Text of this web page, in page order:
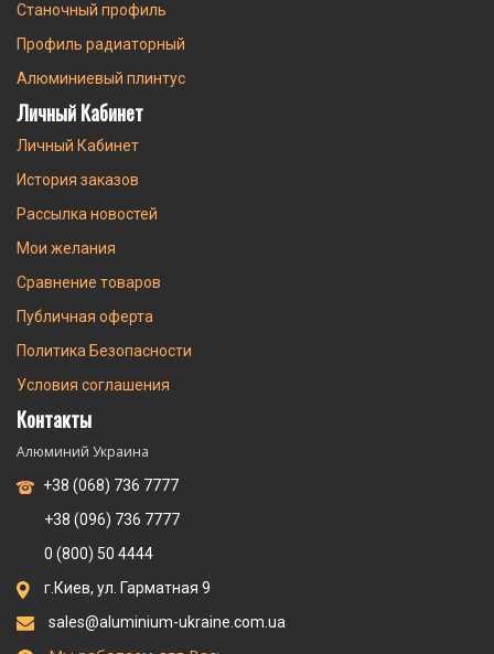
Станочный профиль
Профиль радиаторный
Алюминиевый плинтус
Личный Кабинет
Личный Кабинет
История заказов
Рассылка новостей
Мои желания
Сравнение товаров
Публичная оферта
Политика Безопасности
Условия соглашения
Контакты
Алюминий Украина
+38 (068) 736 7777
+38 (096) 736 7777
0 (800) 50 4444
г.Киев, ул. Гарматная 9
sales@aluminium-ukraine.com.ua